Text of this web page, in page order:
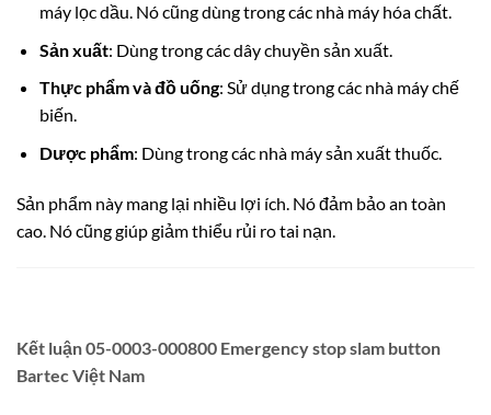
máy lọc dầu. Nó cũng dùng trong các nhà máy hóa chất.
Sản xuất: Dùng trong các dây chuyền sản xuất.
Thực phẩm và đồ uống: Sử dụng trong các nhà máy chế
biến.
Dược phẩm: Dùng trong các nhà máy sản xuất thuốc.
Sản phẩm này mang lại nhiều lợi ích. Nó đảm bảo an toàn
cao. Nó cũng giúp giảm thiểu rủi ro tai nạn.
Kết luận 05-0003-000800 Emergency stop slam button
Bartec Việt Nam